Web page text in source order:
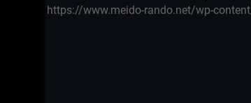
https://www.meido-rando.net/wp-